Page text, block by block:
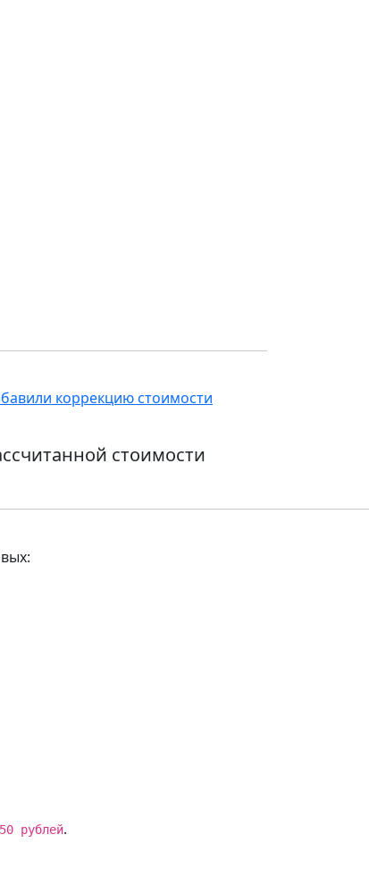
коррекцию стоимости
стоимости
рублей.